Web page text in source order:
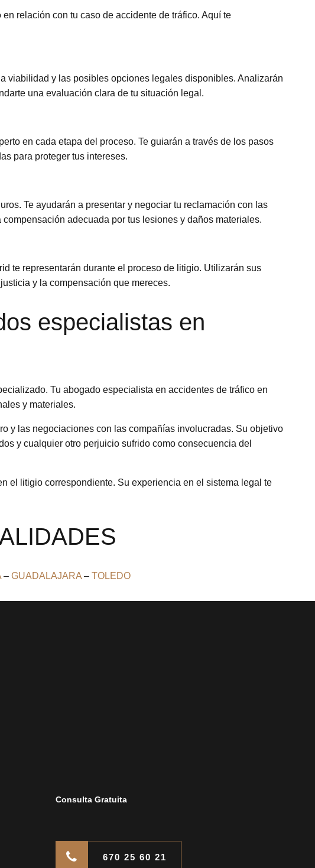
relación con tu caso de accidente de tráfico. Aquí te
viabilidad y las posibles opciones legales disponibles. Analizarán
una evaluación clara de tu situación legal.
en cada etapa del proceso. Te guiarán a través de los pasos
para proteger tus intereses.
Te ayudarán a presentar y negociar tu reclamación con las
adecuada por tus lesiones y daños materiales.
te representarán durante el proceso de litigio. Utilizarán sus
y la compensación que mereces.
especialistas en
Tu abogado especialista en accidentes de tráfico en
y materiales.
y las negociaciones con las compañías involucradas. Su objetivo
y cualquier otro perjuicio sufrido como consecuencia del
el litigio correspondiente. Su experiencia en el sistema legal te
– GUADALAJARA– TOLEDO
Consulta Gratuita
670 25 60 21